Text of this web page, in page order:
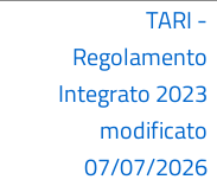
TARI -
Regolamento
Integrato 2023
modificato
07/07/2026